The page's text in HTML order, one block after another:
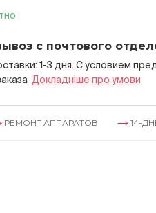
с почтового
1-3 дня. С условием
Докладнiше про умови
14-ДНЕВНЫЙ